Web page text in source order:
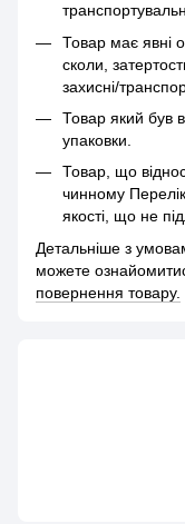
Товар має явні
сколи,
захисні/
Товар який був
упаковки.
Товар, що
чинному
якості, що не
Детальніше з
можете
повернення товару.